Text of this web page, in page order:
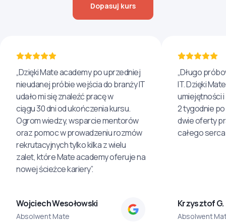
Dopasuj kurs
„Dzięki Mate academy po uprzedniej
nieudanej próbie wejścia do branży IT
udało mi się znaleźć pracę w
ciągu 30 dni od ukończenia kursu.
Ogrom wiedzy, wsparcie mentorów
oraz pomoc w prowadzeniu rozmów
rekrutacyjnych tylko kilka z wielu
zalet, które Mate academy oferuje na
nowej ścieżce kariery”.
Wojciech Wesołowski
Absolwent Mate
„Długo
IT. Dzięki
umiejętności
2 tygodnie
dwie oferty
całego serca
Krzysztof G.
Absolwent